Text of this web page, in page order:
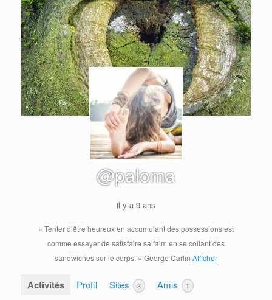
@paloma
il y a 9 ans
« Tenter d’être heureux en accumulant des possessions est
comme essayer de satisfaire sa faim en se collant des
sandwiches sur le corps. » George Carlin Afficher
Activités Profil Sites 2 Amis 1